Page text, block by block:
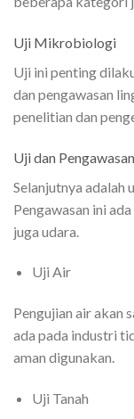
Uji Mikrobiologi
Uji ini penting
dan pengawasan
penelitian dan
Uji dan
Selanjutnya adalah
Pengawasan ini
juga udara.
Uji Air
Pengujian air akan
ada pada industri
aman digunakan.
Uji Tanah